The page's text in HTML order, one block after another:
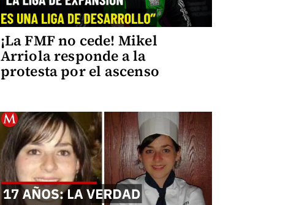
¡La FMF no cede! Mikel
Arriola responde a la
protesta por el ascenso